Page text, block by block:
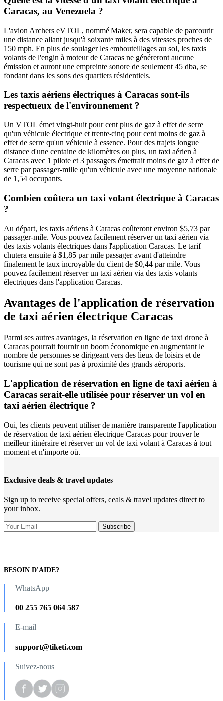
Caracas, au Venezuela ?
L'avion Archers eVTOL, nommé Maker, sera capable de parcourir
une distance allant jusqu'à soixante miles à des vitesses proches de
150 mph. En plus de soulager les embouteillages au sol, les taxis
volants de l'engin à moteur de Caracas ne généreront aucune
émission et auront une empreinte sonore de seulement 45 dba, se
fondant dans les sons des quartiers résidentiels.
Les taxis aériens électriques à Caracas sont-ils
respectueux de l'environnement ?
Un VTOL émet vingt-huit pour cent plus de gaz à effet de serre
qu'un véhicule électrique et trente-cinq pour cent moins de gaz à
effet de serre qu'un véhicule à essence. Pour des trajets longue
distance d'une centaine de kilomètres ou plus, un taxi aérien à
Caracas avec 1 pilote et 3 passagers émettrait moins de gaz à effet de
serre par passager-mille qu'un véhicule avec une moyenne nationale
de 1,54 occupants.
Combien coûtera un taxi volant électrique à Caracas
?
Au départ, les taxis aériens à Caracas coûteront environ $5,73 par
passager-mile. Vous pouvez facilement réserver un taxi aérien via
des taxis volants électriques dans l'application Caracas. Le tarif
chutera ensuite à $1,85 par mile passager avant d'atteindre
finalement le taux incroyable du client de $0,44 par mile. Vous
pouvez facilement réserver un taxi aérien via des taxis volants
électriques dans l'application Caracas.
Avantages de l'application de réservation
de taxi aérien électrique Caracas
Parmi ses autres avantages, la réservation en ligne de taxi drone à
Caracas pourrait fournir un boom économique en augmentant le
nombre de personnes se dirigeant vers des lieux de loisirs et de
tourisme qui ne sont pas à proximité des grands aéroports.
L'application de réservation en ligne de taxi aérien à
Caracas serait-elle utilisée pour réserver un vol en
taxi aérien électrique ?
Oui, les clients peuvent utiliser de manière transparente l'application
de réservation de taxi aérien électrique Caracas pour trouver le
meilleur itinéraire et réserver un vol de taxi volant à Caracas à tout
moment et n'importe où.
Exclusive deals & travel updates
Sign up to receive special offers, deals & travel updates direct to
your inbox.
BESOIN D'AIDE?
WhatsApp
00 255 765 064 587
E-mail
support@tiketi.com
Suivez-nous